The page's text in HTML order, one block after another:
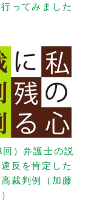
ってみました
回）弁護士の説
反を肯定した
裁判例（加藤